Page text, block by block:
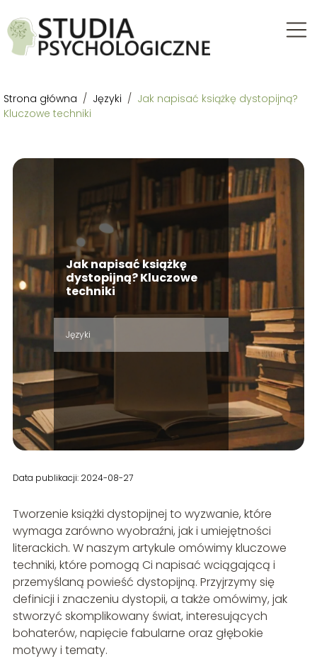
Strona główna / Języki / Jak napisać książkę dystopijną?
Kluczowe techniki
Jak napisać książkę
dystopijną? Kluczowe
techniki
Języki
Data publikacji: 2024-08-27
Tworzenie książki dystopijnej to wyzwanie, które
wymaga zarówno wyobraźni, jak i umiejętności
literackich. W naszym artykule omówimy kluczowe
techniki, które pomogą Ci napisać wciągającą i
przemyślaną powieść dystopijną. Przyjrzymy się
definicji i znaczeniu dystopii, a także omówimy, jak
stworzyć skomplikowany świat, interesujących
bohaterów, napięcie fabularne oraz głębokie
motywy i tematy.